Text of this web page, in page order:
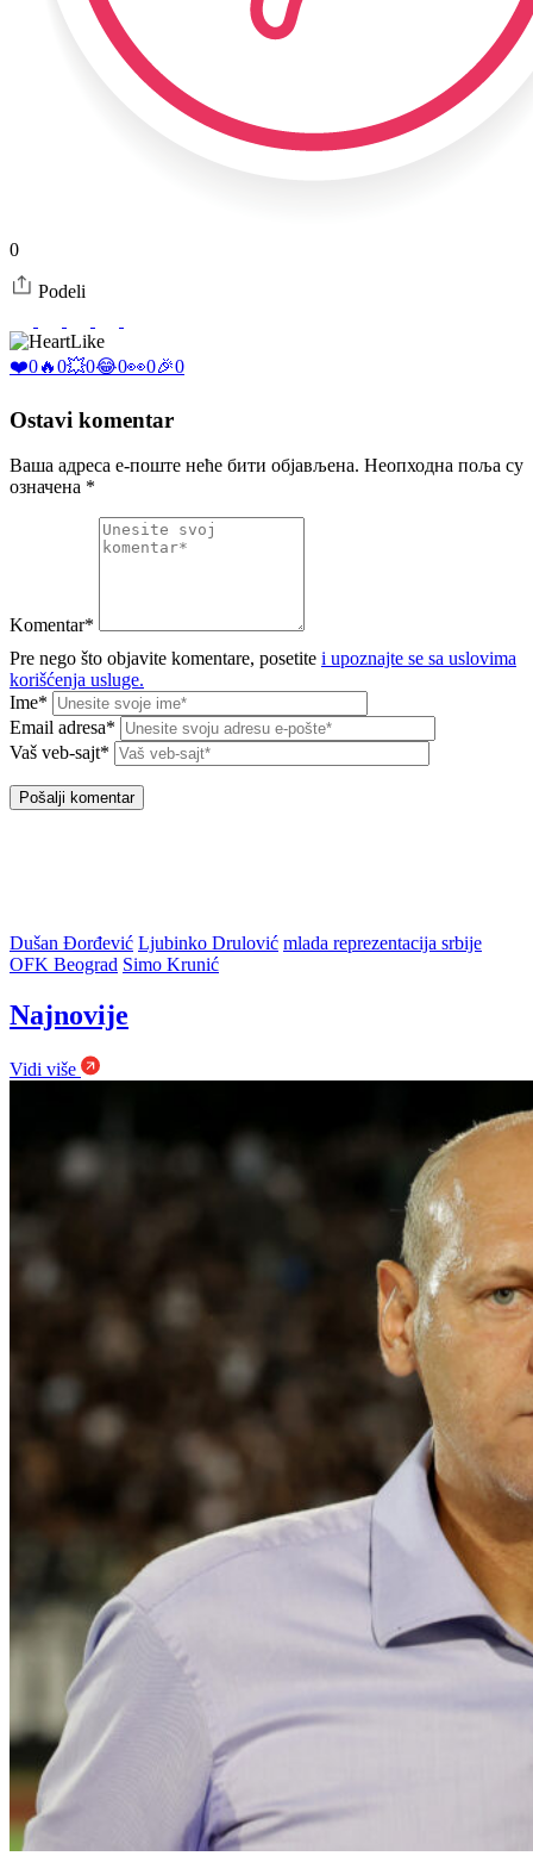
0
Podeli
Like
❤️0🔥0💥0😂0👀0🎉0
Ostavi komentar
Ваша адреса е-поште неће бити објављена. Неопходна поља су
означена *
Komentar*
Pre nego što objavite komentare, posetite i upoznajte se sa uslovima
korišćenja usluge.
Ime*
Email adresa*
Vaš veb-sajt*
Dušan Đorđević Ljubinko Drulović mlada reprezentacija srbije
OFK Beograd Simo Krunić
Najnovije
Vidi više